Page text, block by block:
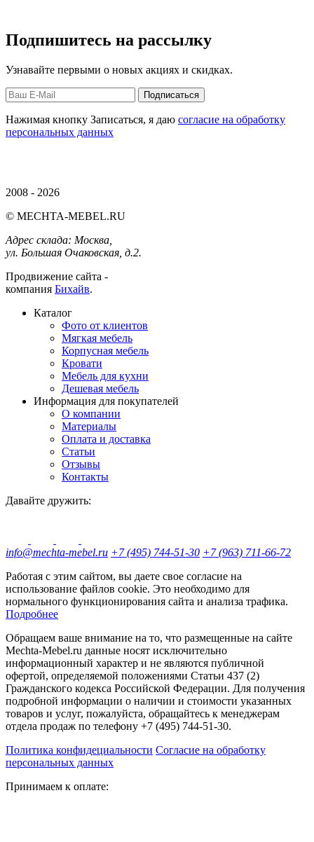
Подпишитесь на рассылку
Узнавайте первыми о новых акциях и скидках.
Нажимая кнопку Записаться, я даю согласие на обработку
персональных данных
2008 - 2026
© MECHTA-MEBEL.RU
Адрес склада: Москва,
ул. Большая Очаковская, д.2.
Продвижение сайта -
компания Бихайв.
Каталог
Фото от клиентов
Мягкая мебель
Корпусная мебель
Кровати
Мебель для кухни
Дешевая мебель
Информация для покупателей
О компании
Материалы
Оплата и доставка
Статьи
Отзывы
Контакты
Давайте дружить:
info@mechta-mebel.ru +7 (495) 744-51-30 +7 (963) 711-66-72
Работая с этим сайтом, вы даете свое согласие на
использование файлов cookie. Это необходимо для
нормального функционирования сайта и анализа трафика.
Подробнее
Обращаем ваше внимание на то, что размещенные на сайте
Mechta-Mebel.ru данные носят исключительно
информационный характер и не являются публичной
офертой, определяемой положениями Статьи 437 (2)
Гражданского кодекса Российской Федерации. Для получения
подробной информации о наличии и стоимости указанных
товаров и услуг, пожалуйста, обращайтесь к менеджерам
отдела продаж по телефону +7 (495) 744-51-30.
Политика конфидециальности Согласие на обработку
персональных данных
Принимаем к оплате: